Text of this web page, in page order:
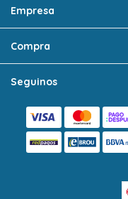
Empresa
Compra
Seguinos